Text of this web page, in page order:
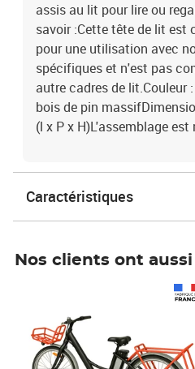
assis au lit pour lire ou
savoir :Cette tête de lit est
pour une utilisation avec
spécifiques et n'est pas
autre cadres de lit.Couleur
bois de pin
(l x P x H)L'assemblage est
Caractéristiques
Nos clients ont